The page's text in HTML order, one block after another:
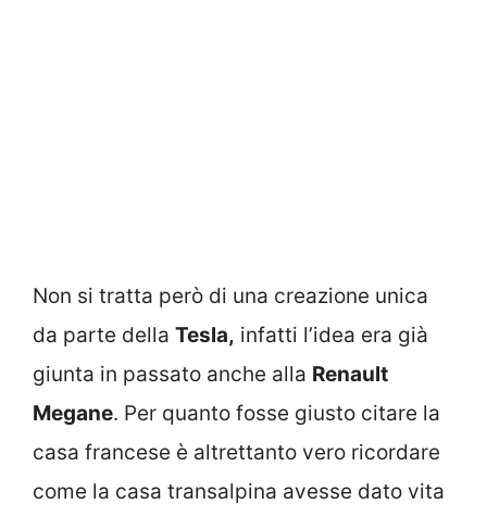
Non si tratta però di una creazione unica
da parte della Tesla, infatti l’idea era già
giunta in passato anche alla Renault
Megane. Per quanto fosse giusto citare la
casa francese è altrettanto vero ricordare
come la casa transalpina avesse dato vita